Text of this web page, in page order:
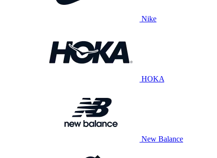
Nike
HOKA
New Balance